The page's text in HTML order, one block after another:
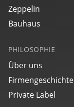
Zeppelin
Bauhaus
PHILOSOPHIE
Über uns
Firmengeschichte
Private Label